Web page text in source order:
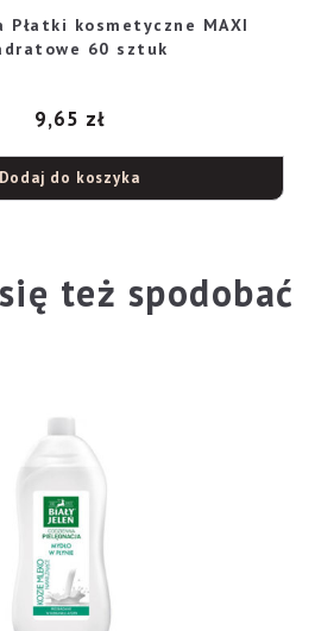
Płatki kosmetyczne MAXI
60 sztuk
9,65 zł
Dodaj do koszyka
też spodobać